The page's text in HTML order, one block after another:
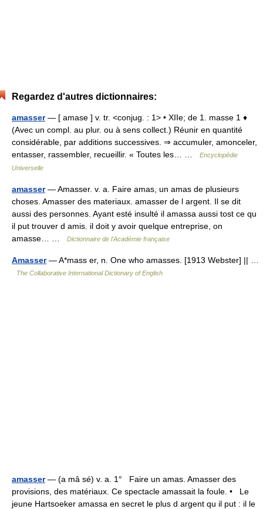
Regardez d'autres dictionnaires:
amasser— [ amase ] v. tr. <conjug. : 1> • XIIe; de 1. masse 1 ♦
(Avec un compl. au plur. ou à sens collect.) Réunir en quantité
considérable, par additions successives. ⇒ accumuler, amonceler,
entasser, rassembler, recueillir. « Toutes les… …
Encyclopédie
Universelle
amasser— Amasser. v. a. Faire amas, un amas de plusieurs
choses. Amasser des materiaux. amasser de l argent. Il se dit
aussi des personnes. Ayant esté insulté il amassa aussi tost ce qu
il put trouver d amis. il doit y avoir quelque entreprise, on
amasse… …
Dictionnaire de l'Académie française
Amasser— A*mass er, n. One who amasses. [1913 Webster] || …
The Collaborative International Dictionary of English
amasser— (a mâ sé) v. a. 1° Faire un amas. Amasser des
provisions, des matériaux. Ce spectacle amassait la foule. • Le
jeune Hartsoeker amassa en secret le plus d argent qu il put : il le